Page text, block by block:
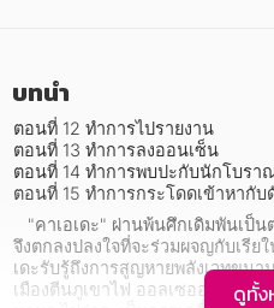
อาหาร สุขภาพ การแพทย์
ศิลปะ บันเทิง กีฬา ท่องเที่ยว
สังคม วัฒนธรรม การปกครอ
ศาสนา และปรัชญา
กฎหมาย สัญญา ภาษี
บทนำ
ตอนที่ 12 ทำการไปรายงาน
ตอนที่ 13 ทำการลงออนเซ็น
ตอนที่ 14 ทำการพบปะกับนักโบรา
ตอนที่ 15 ทำการกระโดดเข้าหากับ
"คาเอเดะ" ผ่านพ้นศึกเดิมพันเป็
จึงตกลงปลงใจที่จะร่วมผจญกับเรีย
เดะรับรู้ถึงการสูญหายพลังเวทขนา
เมืองตีนภูเขาไฟ ออลเซออน ออลเ
ดูทั้